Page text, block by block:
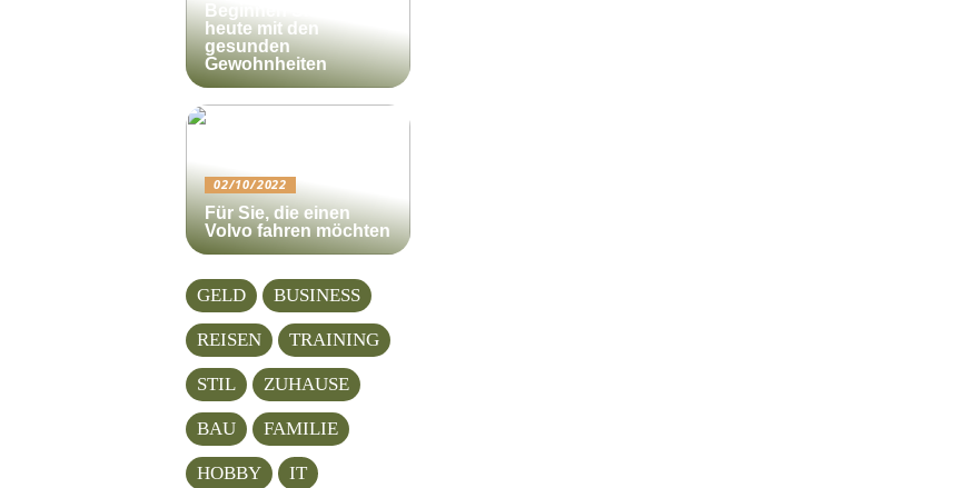
Beginnen Sie noch
heute mit den
gesunden
Gewohnheiten
02/10/2022
Für Sie, die einen
Volvo fahren möchten
GELD BUSINESS
REISEN TRAINING
STIL ZUHAUSE
BAU FAMILIE
HOBBY IT